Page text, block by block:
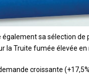
sa sélection de
la Truite fumée élevée en
croissante